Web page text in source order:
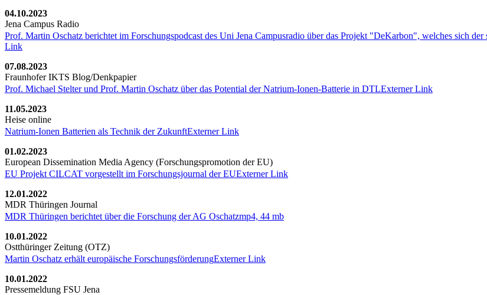
04.10.2023
Jena Campus Radio
Prof. Martin Oschatz berichtet im Forschungspodcast des Uni Jena Campusradio über das Projekt "DeKarbon", welches sich
Link
07.08.2023
Fraunhofer IKTS Blog/Denkpapier
Prof. Michael Stelter und Prof. Martin Oschatz über das Potential der Natrium-Ionen-Batterie in DTLExterner Link
11.05.2023
Heise online
Natrium-Ionen Batterien als Technik der ZukunftExterner Link
01.02.2023
European Dissemination Media Agency (Forschungspromotion der EU)
EU Projekt CILCAT vorgestellt im Forschungsjournal der EUExterner Link
12.01.2022
MDR Thüringen Journal
MDR Thüringen berichtet über die Forschung der AG Oschatzmp4, 44 mb
10.01.2022
Ostthüringer Zeitung (OTZ)
Martin Oschatz erhält europäische ForschungsförderungExterner Link
10.01.2022
Pressemeldung FSU Jena